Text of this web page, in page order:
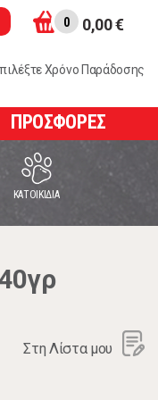
0 0,00 €
Χρόνο Παράδοσης
ΠΡΟΣΦΟΡΕΣ
ΚΑΤΟΙΚΙΔΙΑ
Στη Λίστα μου